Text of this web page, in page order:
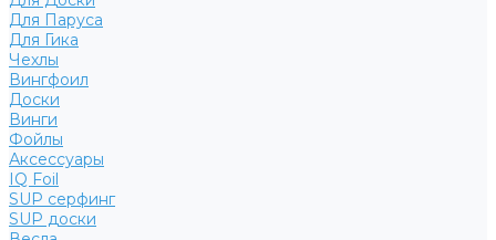
Для Паруса
Для Гика
Чехлы
Вингфоил
Доски
Винги
Фойлы
Аксессуары
IQ Foil
SUP серфинг
SUP доски